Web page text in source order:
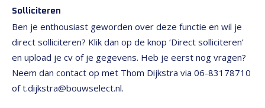
Solliciteren
Ben je enthousiast geworden over deze functie en wil je
direct solliciteren? Klik dan op de knop ‘Direct solliciteren’
en upload je cv of je gegevens. Heb je eerst nog vragen?
Neem dan contact op met Thom Dijkstra via 06-83178710
of t.dijkstra@bouwselect.nl.